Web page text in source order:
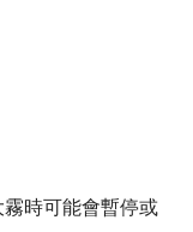
時可能會暫停或